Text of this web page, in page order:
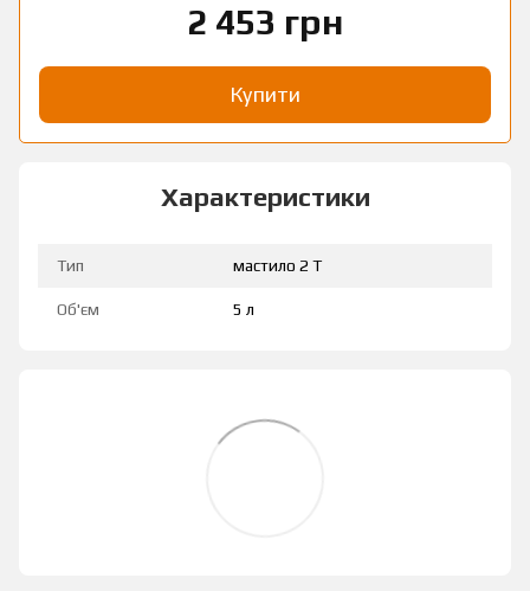
2 453 грн
Купити
Характеристики
Тип мастило 2 Т
Об'єм 5 л